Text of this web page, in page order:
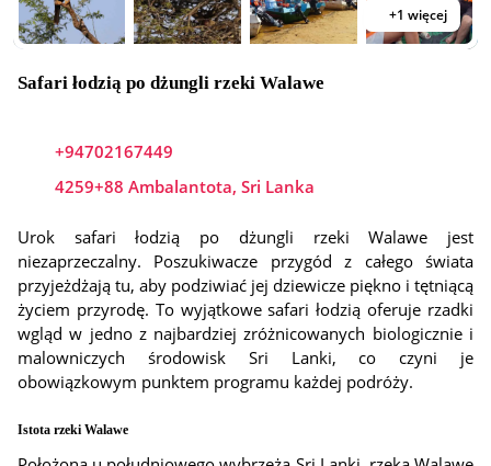
+1 więcej
Safari łodzią po dżungli rzeki Walawe
+94702167449
4259+88 Ambalantota, Sri Lanka
Urok safari łodzią po dżungli rzeki Walawe jest
niezaprzeczalny. Poszukiwacze przygód z całego świata
przyjeżdżają tu, aby podziwiać jej dziewicze piękno i tętniącą
życiem przyrodę. To wyjątkowe safari łodzią oferuje rzadki
wgląd w jedno z najbardziej zróżnicowanych biologicznie i
malowniczych środowisk Sri Lanki, co czyni je
obowiązkowym punktem programu każdej podróży.
Istota rzeki Walawe